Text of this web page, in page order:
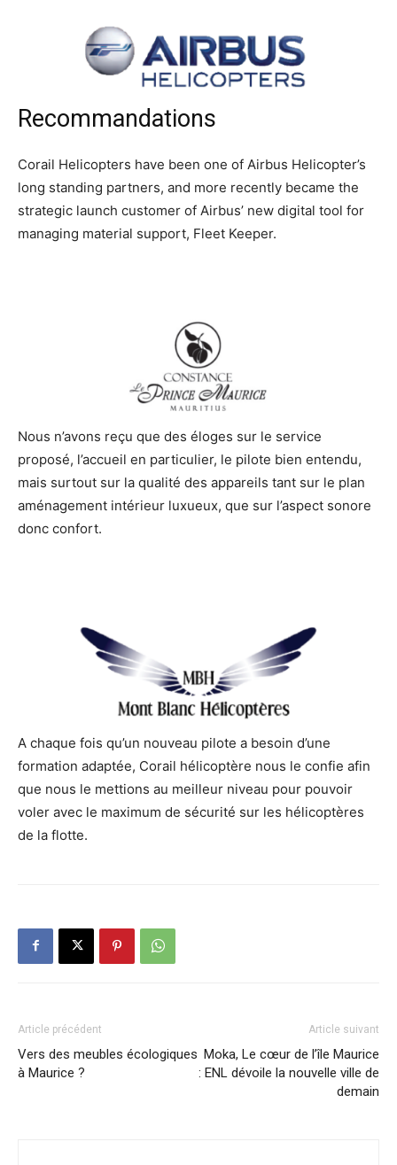
Recommandations
Corail Helicopters have been one of Airbus Helicopter’s
long standing partners, and more recently became the
strategic launch customer of Airbus’ new digital tool for
managing material support, Fleet Keeper.
Nous n’avons reçu que des éloges sur le service
proposé, l’accueil en particulier, le pilote bien entendu,
mais surtout sur la qualité des appareils tant sur le plan
aménagement intérieur luxueux, que sur l’aspect sonore
donc confort.
A chaque fois qu’un nouveau pilote a besoin d’une
formation adaptée, Corail hélicoptère nous le confie afin
que nous le mettions au meilleur niveau pour pouvoir
voler avec le maximum de sécurité sur les hélicoptères
de la flotte.
Article précédent
Vers des meubles écologiques
à Maurice ?
Article suivant
Moka, Le cœur de l’île Maurice
: ENL dévoile la nouvelle ville de
demain